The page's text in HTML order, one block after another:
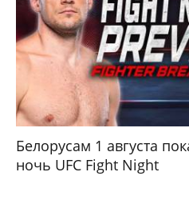
Белорусам 1 августа
ночь UFC Fight Night